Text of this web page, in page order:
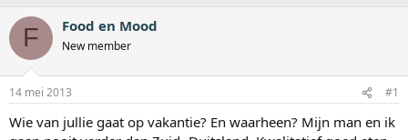
e
p
s
t
a
r
a
t
m
F Food en Mood
New member
14 mei 2013 #1
Wie van jullie gaat op vakantie? En waarheen? Mijn man en ik